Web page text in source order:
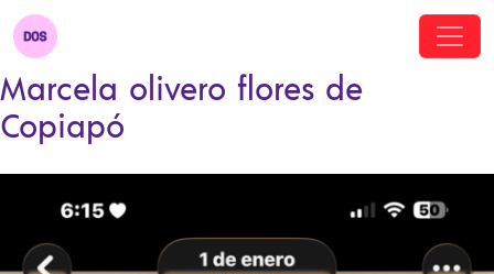
Marcela olivero flores de
Copiapó